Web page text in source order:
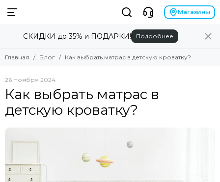
Магазины
СКИДКИ до 35% и ПОДАРКИ! Подробнее
Главная Блог Как выбрать матрас в детскую кроватку?
26 Ноября 2024
Как выбрать матрас в
детскую кроватку?